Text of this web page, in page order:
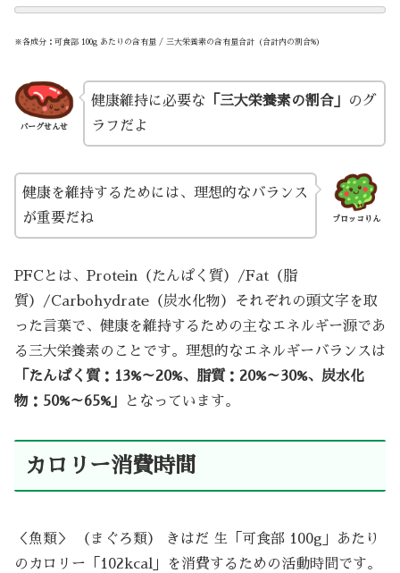
※各成分：可食部 100g あたりの含有量 / 三大栄養素の含有量合計（合計内の割合%）
バーグせんせ
健康維持に必要な 「三大栄養素の割合」
のグ
ラフだよ
ブロッコりん
健康を維持するためには、理想的なバランス
が重要だね
PFCとは、Protein（たんぱく質）/Fat（脂
質）/Carbohydrate（炭水化物）それぞれの頭文字を取
った言葉で、健康を維持するための主なエネルギー源であ
る三大栄養素のことです。理想的なエネルギーバランスは
「たんぱく質：13%～20%、脂質：20%～30%、炭水化
物：50%～65%」
となっています。
カロリー消費時間
＜魚類＞ （まぐろ類） きはだ 生「可食部 100g」あたり
のカロリー「102kcal」を消費するための活動時間です。